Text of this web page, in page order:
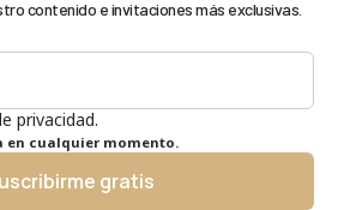
contenido e invitaciones más exclusivas.
privacidad.
en cualquier momento.
gratis